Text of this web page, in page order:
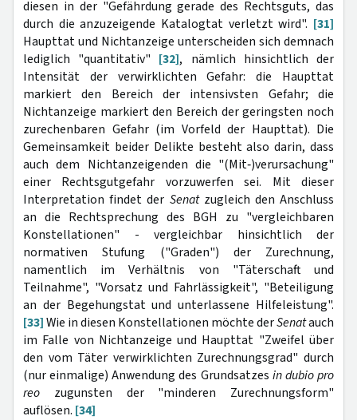
diesen in der "Gefährdung gerade des Rechtsguts, das
durch die anzuzeigende Katalogtat verletzt wird". [31]
Haupttat und Nichtanzeige unterscheiden sich demnach
lediglich "quantitativ" [32], nämlich hinsichtlich der
Intensität der verwirklichten Gefahr: die Haupttat
markiert den Bereich der intensivsten Gefahr; die
Nichtanzeige markiert den Bereich der geringsten noch
zurechenbaren Gefahr (im Vorfeld der Haupttat). Die
Gemeinsamkeit beider Delikte besteht also darin, dass
auch dem Nichtanzeigenden die "(Mit‑)verur­sachung"
einer Rechtsgutgefahr vorzuwerfen sei. Mit dieser
Interpretation findet der Senatzugleich den Anschluss
an die Rechtsprechung des BGH zu "vergleichbaren
Konstellationen" - vergleichbar hinsichtlich der
normativen Stufung ("Graden") der Zurechnung,
namentlich im Verhältnis von "Täterschaft und
Teilnahme", "Vorsatz und Fahrlässigkeit", "Beteiligung
an der Begehungstat und unterlassene Hilfeleistung".
[33]Wie in diesen Konstellationen möchte derSenatauch
im Falle von Nichtanzeige und Haupttat "Zweifel über
den vom Täter verwirklichten Zurechnungsgrad" durch
(nur einmalige) Anwendung des Grundsatzes in dubio pro
reo zugunsten der "minderen Zurechnungsform"
auflösen. [34]